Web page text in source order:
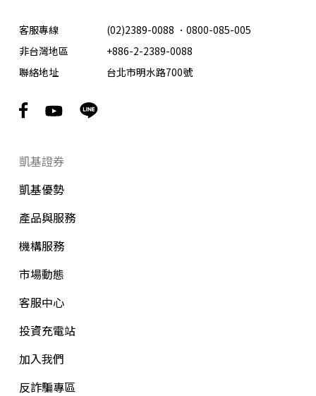
客服專線 (02)2389-0088 ． 0800-085-005
非台灣地區
+886-2-2389-0088
聯絡地址
台北市明水路700號
凱基證券
凱基優勢
產品與服務
機構服務
市場動態
客服中心
投資充電站
加入我們
反詐騙專區